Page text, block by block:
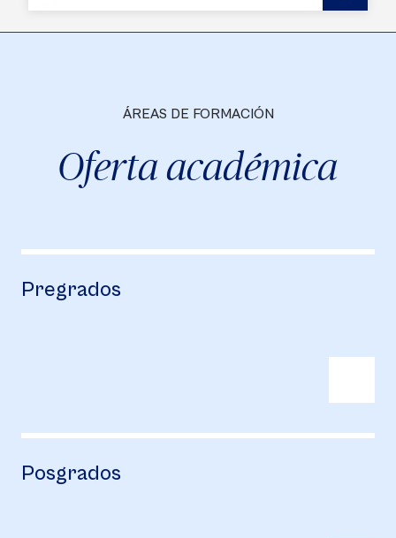
ÁREAS DE FORMACIÓN
Oferta académica
Pregrados
Posgrados